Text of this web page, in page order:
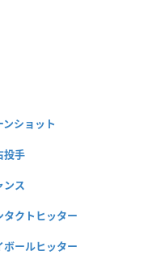
ンショット
投手
ンス
タクトヒッター
ボールヒッター